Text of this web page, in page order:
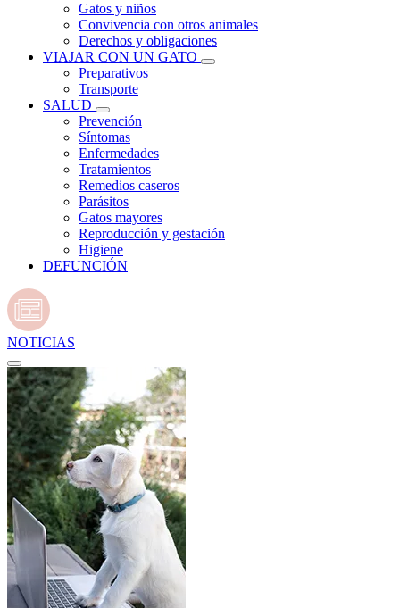
Gatos y niños
Convivencia con otros animales
Derechos y obligaciones
VIAJAR CON UN GATO
Preparativos
Transporte
SALUD
Prevención
Síntomas
Enfermedades
Tratamientos
Remedios caseros
Parásitos
Gatos mayores
Reproducción y gestación
Higiene
DEFUNCIÓN
NOTICIAS